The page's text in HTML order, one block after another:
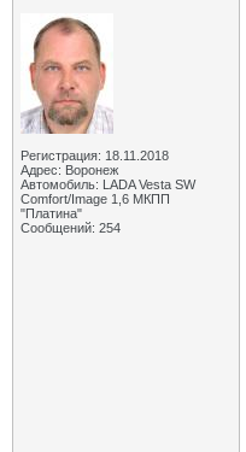
Регистрация: 18.11.2018
Адрес: Воронеж
Автомобиль: LADA Vesta SW
Comfort/Image 1,6 МКПП
"Платина"
Сообщений: 254